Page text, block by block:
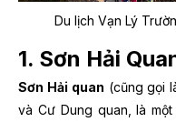
Du lịch Vạn Lý
1. Sơn Hải
Sơn Hải quan (cũng gọi
và Cư Dung quan, là